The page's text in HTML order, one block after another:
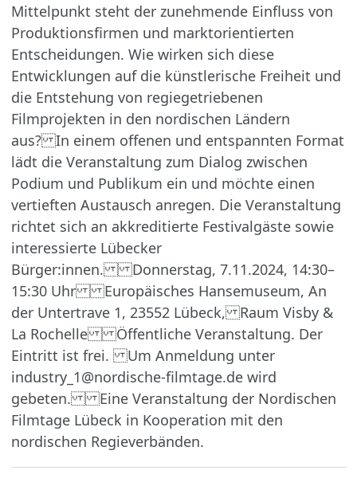
Mittelpunkt steht der zunehmende Einfluss von
Produktionsfirmen und marktorientierten
Entscheidungen. Wie wirken sich diese
Entwicklungen auf die künstlerische Freiheit und
die Entstehung von regiegetriebenen
Filmprojekten in den nordischen Ländern
aus? In einem offenen und entspannten Format
lädt die Veranstaltung zum Dialog zwischen
Podium und Publikum ein und möchte einen
vertieften Austausch anregen. Die Veranstaltung
richtet sich an akkreditierte Festivalgäste sowie
interessierte Lübecker
Bürger:innen. Donnerstag, 7.11.2024, 14:30–
15:30 Uhr Europäisches Hansemuseum, An
der Untertrave 1, 23552 Lübeck, Raum Visby &
La Rochelle Öffentliche Veranstaltung. Der
Eintritt ist frei. Um Anmeldung unter
industry_1@nordische-filmtage.de wird
gebeten. Eine Veranstaltung der Nordischen
Filmtage Lübeck in Kooperation mit den
nordischen Regieverbänden.